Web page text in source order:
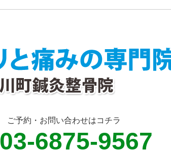
ご予約・お問い合わせはコチラ
03-6875-9567